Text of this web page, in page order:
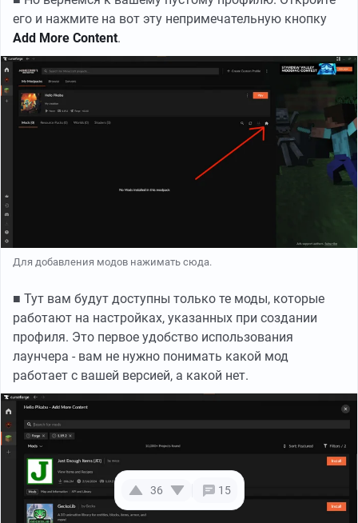
его и нажмите на вот эту непримечательную кнопку
Add More Content.
Для добавления модов нажимать сюда.
■ Тут вам будут доступны только те моды, которые
работают на настройках, указанных при создании
профиля. Это первое удобство использования
лаунчера - вам не нужно понимать какой мод
работает с вашей версией, а какой нет.
36 15